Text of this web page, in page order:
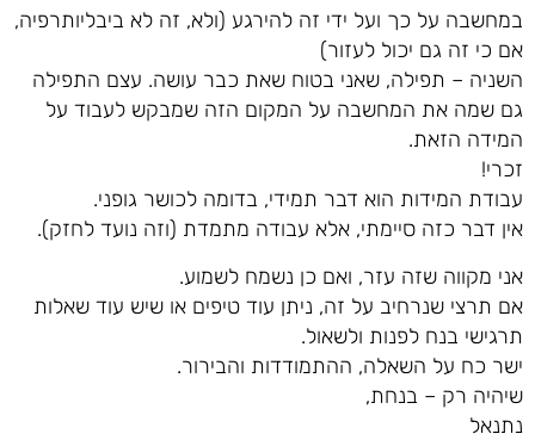
במחשבה על כך ועל ידי זה להירגע (ולא, זה לא ביבליותרפיה,
אם כי זה גם יכול לעזור)
השניה – תפילה, שאני בטוח שאת כבר עושה. עצם התפילה
גם שמה את המחשבה על המקום הזה שמבקש לעבוד על
המידה הזאת.
זכרי!
עבודת המידות הוא דבר תמידי, בדומה לכושר גופני.
אין דבר כזה סיימתי, אלא עבודה מתמדת (וזה נועד לחזק).
אני מקווה שזה עזר, ואם כן נשמח לשמוע.
אם תרצי שנרחיב על זה, ניתן עוד טיפים או שיש עוד שאלות
תרגישי בנח לפנות ולשאול.
ישר כח על השאלה, ההתמודדות והבירור.
שיהיה רק – בנחת,
נתנאל